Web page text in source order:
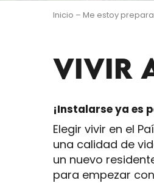
Inicio – Me estoy
VIVIR
¡Instalarse ya es
Elegir vivir en el
una calidad de
un nuevo
para empezar